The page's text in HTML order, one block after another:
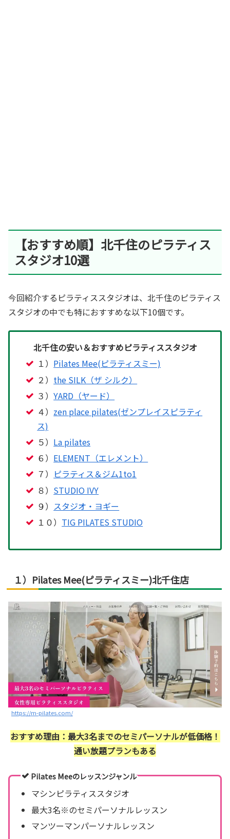
【おすすめ順】北千住のピラティス
スタジオ10選
今回紹介するピラティススタジオは、北千住のピラティス
スタジオの中でも特におすすめな以下10個です。
北千住の安い＆おすすめピラティススタジオ
１） Pilates Mee(ピラティスミー)
２） the SILK（ザ シルク）
３）YARD（ヤード）
４） zen place pilates(ゼンプレイスピラティ
ス)
５） La pilates
６） ELEMENT（エレメント）
７） ピラティス＆ジム1to1
８） STUDIO IVY
９） スタジオ・ヨギー
１０） TIG PILATES STUDIO
１）Pilates Mee(ピラティスミー)北千住店
https://m-pilates.com/
おすすめ理由：最大3名までのセミパーソナルが低価格！
通い放題プランもある
Pilates Meeのレッスンジャンル
マシンピラティススタジオ
最大3名※のセミパーソナルレッスン
マンツーマンパーソナルレッスン